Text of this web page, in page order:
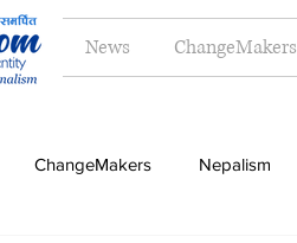
News ChangeMakers
ChangeMakers Nepalism